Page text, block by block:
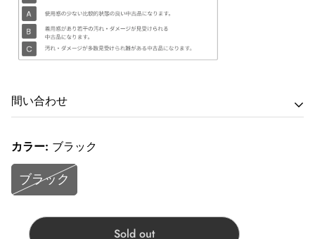
間い合わせ
商品に関するお問い合わせは最寄りの店舗へご連絡下さ
い。
Corner Accessory原宿:東京都渋谷区神宫前4-28-14
Corner Chrome hearts 原宿:東京都渋谷区神宫前3-22-6
Corner Accessory心斎橋:大阪府大阪市中央区心斎橋筋1-2-
カラー: ブラック
ブラック
Sold out